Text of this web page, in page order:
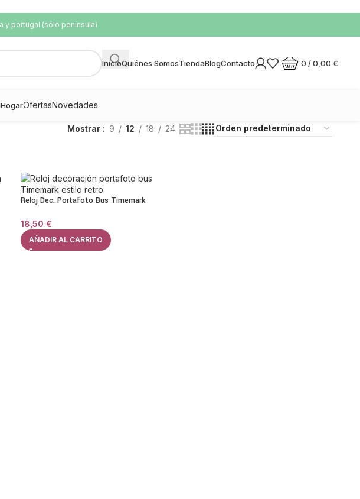
y portugal (sólo península)
InicioQuiénes SomosTiendaBlogContacto 0 /0,00 €
HogarOfertasNovedades
Mostrar 9 12 18 24
Reloj Dec. Portafoto Bus Timemark
18,50 €
AÑADIR AL CARRITO